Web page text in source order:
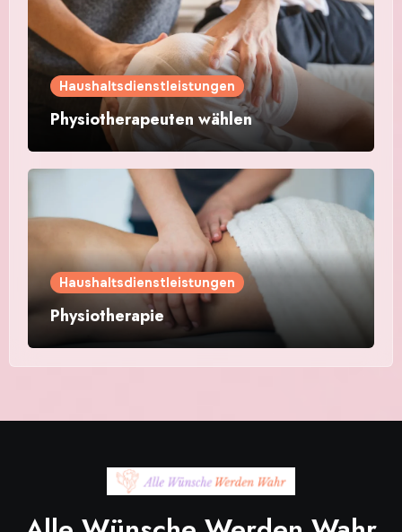
Haushaltsdienstleistungen
Physiotherapeuten wählen
Haushaltsdienstleistungen
Physiotherapie